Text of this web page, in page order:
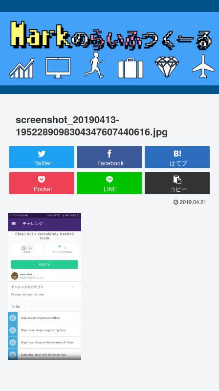
screenshot_20190413-
1952289098304347607440616.jpg
Twitter Facebook はてブ
Pocket LINE コピー
2019.04.21